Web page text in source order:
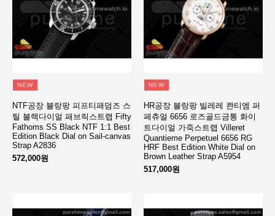
NEW
NTF공장 블랑팡 피프티패덤즈 스
틸 블랙다이얼 패브릭스트랩 Fifty
Fathoms SS Black NTF 1:1 Best
Edition Black Dial on Sail-canvas
Strap A2836
572,000원
NEW
HR공장 블랑팡 빌레레 콴티엠 퍼
페츄얼 6656 로즈골드금통 화이
트다이얼 가죽스트랩 Villeret
Quantieme Perpetuel 6656 RG
HRF Best Edition White Dial on
Brown Leather Strap A5954
517,000원